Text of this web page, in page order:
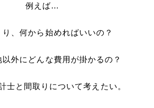
例えば…
、何から始めればいいの？
外にどんな費用が掛かるの？
士と間取りについて考えたい。